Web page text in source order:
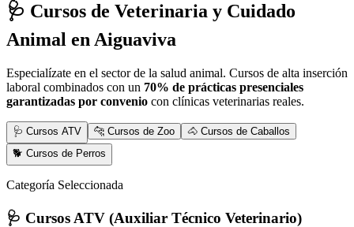
🩺 Cursos de Veterinaria y Cuidado
Animal en Aiguaviva
Especialízate en el sector de la salud animal. Cursos de alta inserción
laboral combinados con un 70% de prácticas presenciales
garantizadas por convenio con clínicas veterinarias reales.
🩺 Cursos ATV 🐆 Cursos de Zoo
🐴 Cursos de Caballos
🐕 Cursos de Perros
Categoría Seleccionada
🩺 Cursos ATV (Auxiliar Técnico Veterinario)